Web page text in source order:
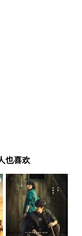
也喜欢